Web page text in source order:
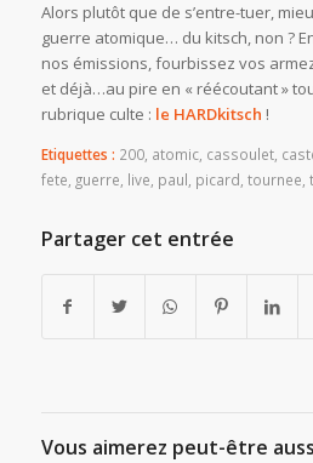
Alors plutôt que de s’entre-tuer,
guerre atomique… du kitsch, non ?
nos émissions, fourbissez vos
et déjà…au pire en « réécoutant »
rubrique culte : le HARDkitsch !
Etiquettes : 200, atomic, cassoulet,
fete guerre live paul picard tournee
Partager cet entrée
Vous aimerez peut-être